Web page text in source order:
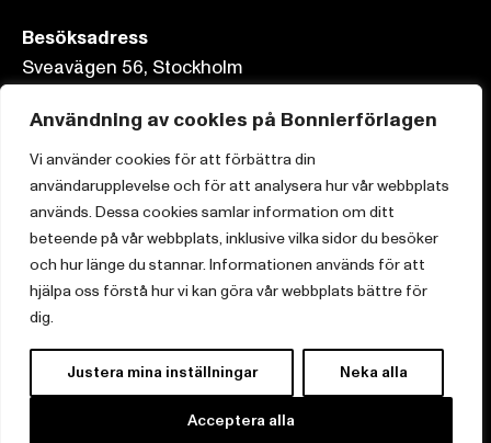
Användning av cookies på Bonnierförlagen
Vi använder cookies för att förbättra din
användarupplevelse och för att analysera hur vår webbplats
används. Dessa cookies samlar information om ditt
beteende på vår webbplats, inklusive vilka sidor du besöker
och hur länge du stannar. Informationen används för att
hjälpa oss förstå hur vi kan göra vår webbplats bättre för
dig.
Justera mina inställningar Neka alla
Acceptera alla
Besöksadress
Sveavägen 56, Stockholm
Postadress
Box 3159, 103 63 Stockholm
Om Bonnierförlagen
Cookies
Integritetspolicy